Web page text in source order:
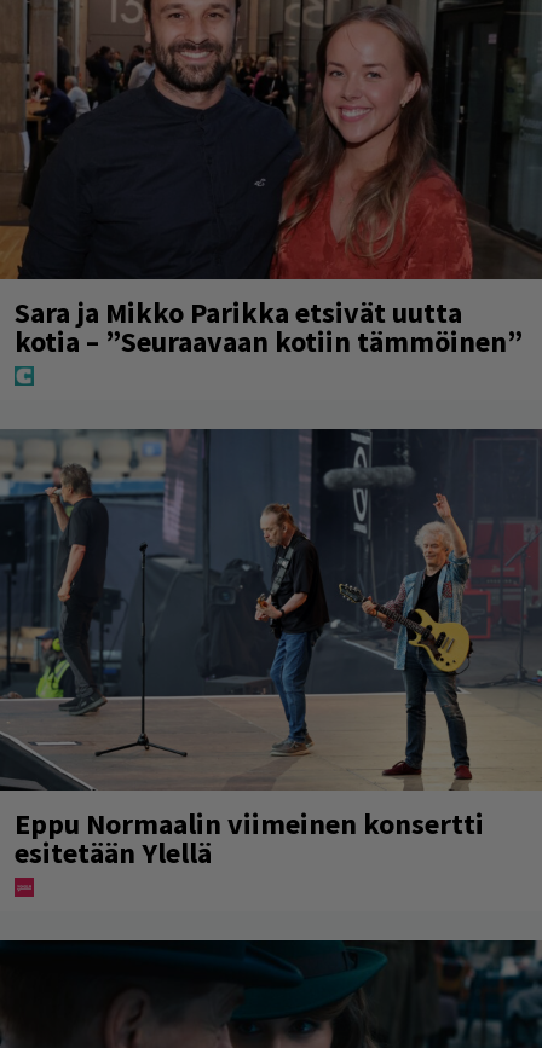
Sara ja Mikko Parikka etsivät uutta
kotia – ”Seuraavaan kotiin tämmöinen”
Eppu Normaalin viimeinen konsertti
esitetään Ylellä